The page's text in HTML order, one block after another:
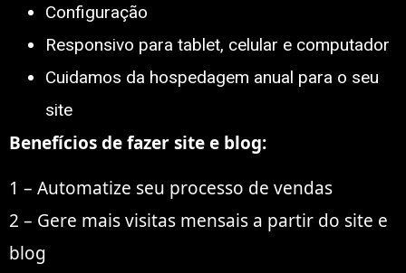
Configuração
Responsivo para tablet, celular e computador
Cuidamos da hospedagem anual para o seu
site
Benefícios de fazer site e blog:
1 – Automatize seu processo de vendas
2 – Gere mais visitas mensais a partir do site e
blog